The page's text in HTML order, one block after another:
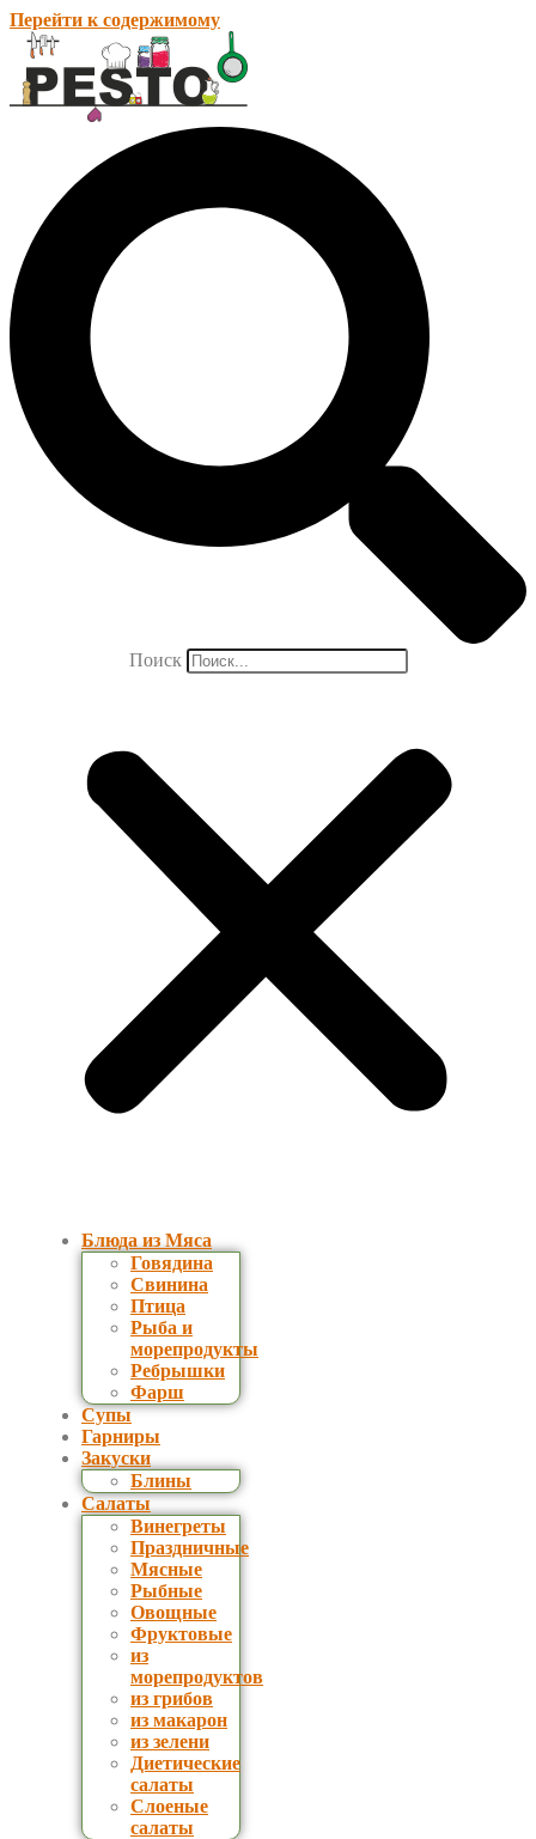
Перейти к содержимому
Поиск
Блюда из Мяса
Говядина
Свинина
Птица
Рыба и
морепродукты
Ребрышки
Фарш
Супы
Гарниры
Закуски
Блины
Салаты
Винегреты
Праздничные
Мясные
Рыбные
Овощные
Фруктовые
из
морепродуктов
из грибов
из макарон
из зелени
Диетические
салаты
Слоеные
салаты